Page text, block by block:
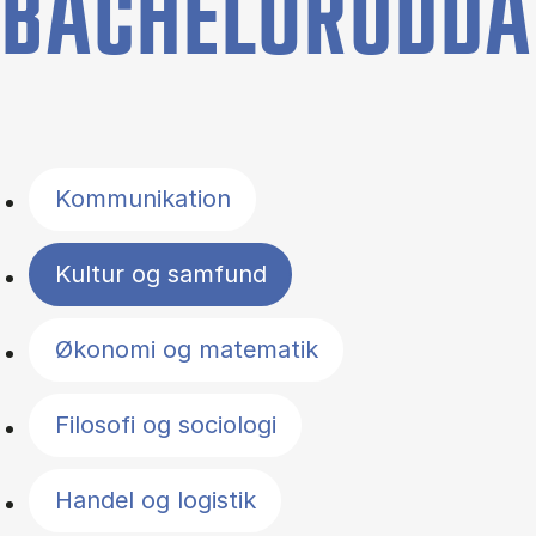
Kommunikation
Kultur og samfund
Økonomi og matematik
Filosofi og sociologi
Handel og logistik